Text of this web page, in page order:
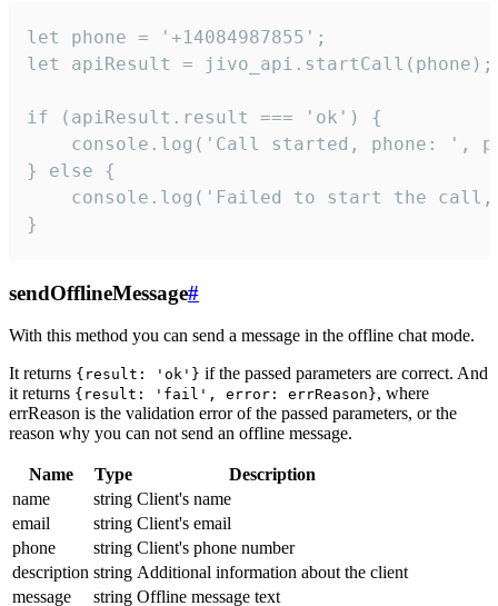
let phone = '+14084987855';
let apiResult = jivo_api.startCall(phone);
if (apiResult.result === 'ok') {
console.log('Call started, phone: ',
} else {
console.log('Failed to start the
}
sendOfflineMessage#
With this method you can send a message in the offline chat mode.
It returns {result: 'ok'} if the passed parameters are correct. And
it returns {result: 'fail', error: errReason}, where
errReason is the validation error of the passed parameters, or the
reason why you can not send an offline message.
Name Type
Description
name
string Client's name
email
string Client's email
phone
string Client's phone number
description string Additional information about the client
message
string Offline message text